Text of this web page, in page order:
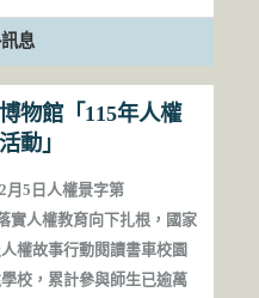
息
物館「115年人權
動」
月5日人權景字第
實人權教育向下扎根，國家
權故事行動閱讀書車校園
校，累計參與師生已逾萬